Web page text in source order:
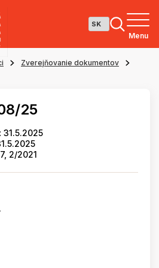
Menu
Zverejňovanie dokumentov
25
31.5.2025
2/2021